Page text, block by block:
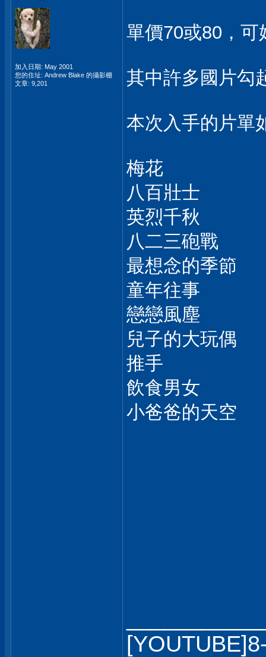
加入日期: May 2001
您的住址: Andrew Blake 的攝影棚
文章: 9,201
單價70或80，
其中許多國片勾
本次入手的片單
梅花
八百壯士
英烈千秋
八二三砲戰
最想念的季節
童年往事
戀戀風塵
兒子的大玩偶
推手
飲食男女
小爸爸的天空